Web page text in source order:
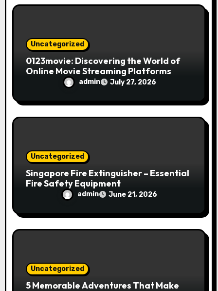
Uncategorized
0123movie: Discovering the World of
Online Movie Streaming Platforms
admin July 27, 2026
Uncategorized
Singapore Fire Extinguisher – Essential
Fire Safety Equipment
admin June 21, 2026
Uncategorized
5 Memorable Adventures That Make